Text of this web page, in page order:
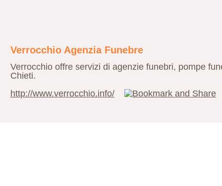
Verrocchio Agenzia Funebre
Verrocchio offre servizi di agenzie funebri, pompe
Chieti.
http://www.verrocchio.info/